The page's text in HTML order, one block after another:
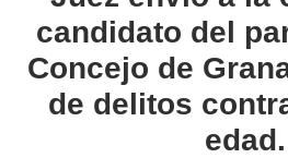
candidato del
Concejo de
de delitos
edad.